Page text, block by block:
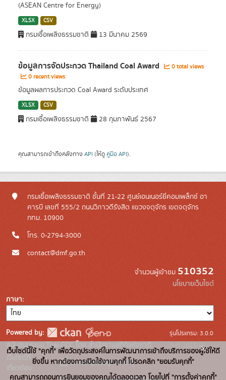
(ASEAN Centre for Energy)
XLSX CSV
กรมเชื้อเพลิงธรรมชาติ 13 มีนาคม 2569
ข้อมูลการจัดประกวด Thailand Coal Award
0 total views
0 recent views
ข้อมูลผลการประกวด Coal Award ระดับประเทศ
XLSX CSV
กรมเชื้อเพลิงธรรมชาติ 28 กุมภาพันธ์ 2567
คุณสามารถเข้าถึงคลังทาง API (ให้ดู คู่มือ API).
กรมเชื้อเพลิงธรรมชาติ ชั้นที่ 21-22 ศูนย์เอนเนอร์ยี่คอมเพล็กซ์ อา
คารบี เลขที่ 555/2 ถนนวิภาวดีรังสิต แขวงจตุจักร เขตจตุจักร
กทม. 10900
โทร. 0-2794-3000
contact@dmf.go.th
จำนวนผู้เข้าชม 510352
นโยบายเว็บไซต์
ภาษา
Powered by:
สนับสนุนระบบ Thai-GDC โดย สำนักงานสถิติแห่งชาติ
ระบบบัญชีข้อมูลภาครัฐ
รุ่นโปรแกรม: 3.0.0
วันที่: 2025-06-
10
เว็บไซต์นี้ใช้ "คุกกี้" เพื่อวัตถุประสงค์ในการพัฒนาการเข้าถึงบริการของผู้ใช้ให้ดี
ยิ่งขึ้น หากต้องการเปิดใช้งานคุกกี้ โปรดคลิก "ยอมรับคุกกี้"
คุณสามารถถอนการยินยอมของคุณได้ตลอดเวลา โดยไปที่ "การตั้งค่าคุกกี้"
x